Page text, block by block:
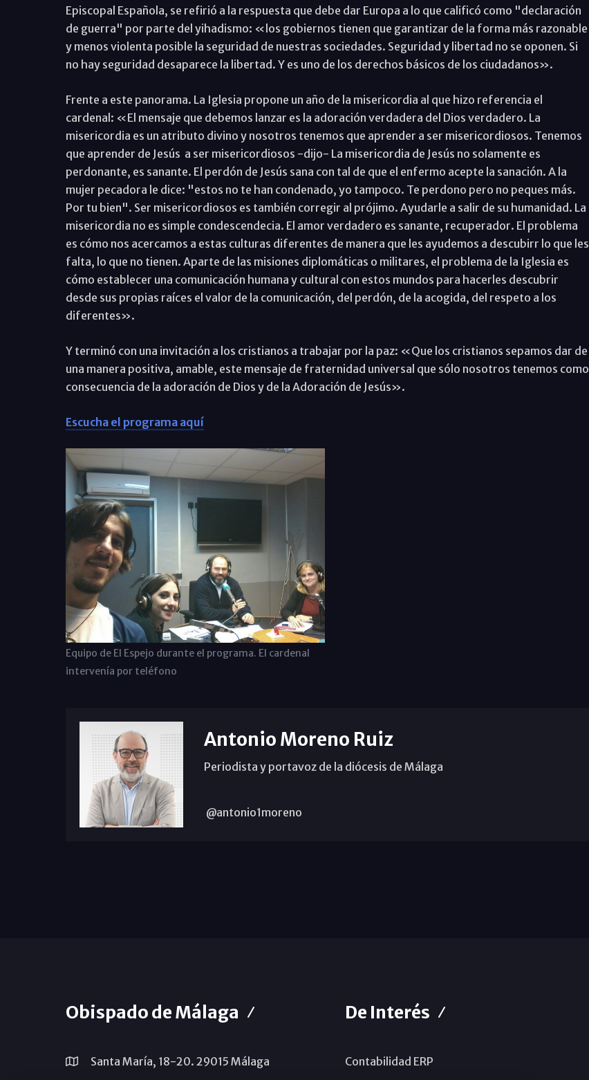
Episcopal Española, se refirió a la respuesta que debe dar Europa a lo que calificó como "declaración
de guerra" por parte del yihadismo: «los gobiernos tienen que garantizar de la forma más razonable
y menos violenta posible la seguridad de nuestras sociedades. Seguridad y libertad no se oponen. Si
no hay seguridad desaparece la libertad. Y es uno de los derechos básicos de los ciudadanos».
Frente a este panorama. La Iglesia propone un año de la misericordia al que hizo referencia el
cardenal: «El mensaje que debemos lanzar es la adoración verdadera del Dios verdadero. La
misericordia es un atributo divino y nosotros tenemos que aprender a ser misericordiosos. Tenemos
que aprender de Jesús a ser misericordiosos -dijo- La misericordia de Jesús no solamente es
perdonante, es sanante. El perdón de Jesús sana con tal de que el enfermo acepte la sanación. A la
mujer pecadora le dice: "estos no te han condenado, yo tampoco. Te perdono pero no peques más.
Por tu bien". Ser misericordiosos es también corregir al prójimo. Ayudarle a salir de su humanidad. La
misericordia no es simple condescendecia. El amor verdadero es sanante, recuperador. El problema
es cómo nos acercamos a estas culturas diferentes de manera que les ayudemos a descubirr lo que les
falta, lo que no tienen. Aparte de las misiones diplomáticas o militares, el problema de la Iglesia es
cómo establecer una comunicación humana y cultural con estos mundos para hacerles descubrir
desde sus propias raíces el valor de la comunicación, del perdón, de la acogida, del respeto a los
diferentes».
Y terminó con una invitación a los cristianos a trabajar por la paz: «Que los cristianos sepamos dar de
una manera positiva, amable, este mensaje de fraternidad universal que sólo nosotros tenemos como
consecuencia de la adoración de Dios y de la Adoración de Jesús».
Escucha el programa aquí
Equipo de El Espejo durante el programa. El cardenal
intervenía por teléfono
Antonio Moreno Ruiz
Periodista y portavoz de la diócesis de Málaga
@antonio1moreno
Obispado de Málaga
Santa María, 18-20. 29015 Málaga
De Interés
Contabilidad ERP